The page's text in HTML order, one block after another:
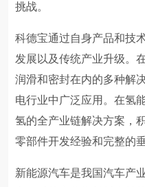
挑战。
科德宝通过自身产品和技
发展以及传统产业升级。
润滑和密封在内的多种解
电行业中广泛应用。在氢
氢的全产业链解决方案，
零部件开发经验和完整的
新能源汽车是我国汽车产